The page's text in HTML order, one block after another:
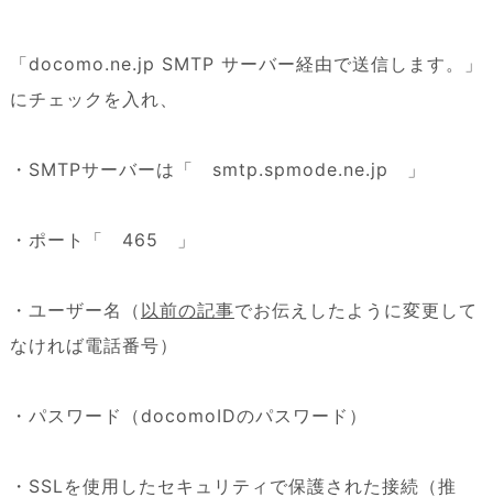
「docomo.ne.jp SMTP サーバー経由で送信します。」
にチェックを入れ、
・SMTPサーバーは「 smtp.spmode.ne.jp 」
・ポート「 465 」
・ユーザー名（ 以前の記事でお伝えしたように変更して
なければ電話番号）
・パスワード（docomoIDのパスワード）
・SSLを使用したセキュリティで保護された接続（推